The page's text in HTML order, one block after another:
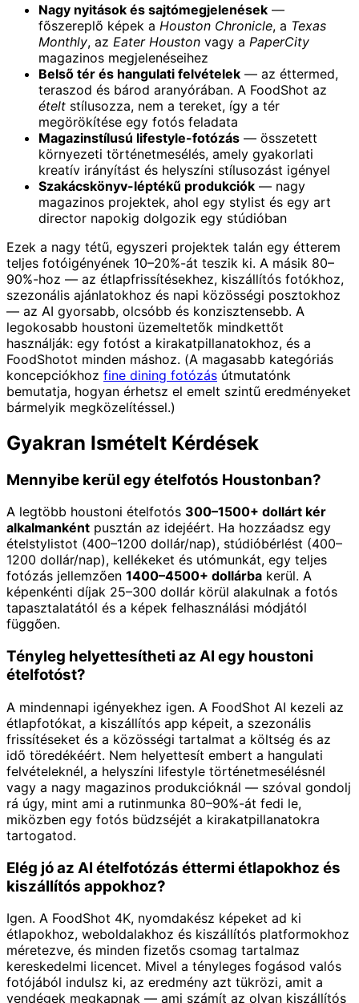
Nagy nyitások és sajtómegjelenések —
főszereplő képek a Houston Chronicle, a Texas
Monthly, az Eater Houston vagy a PaperCity
magazinos megjelenéseihez
Belső tér és hangulati felvételek — az éttermed,
teraszod és bárod aranyórában. A FoodShot az
ételt stílusozza, nem a tereket, így a tér
megörökítése egy fotós feladata
Magazinstílusú lifestyle-fotózás — összetett
környezeti történetmesélés, amely gyakorlati
kreatív irányítást és helyszíni stílusozást igényel
Szakácskönyv-léptékű produkciók — nagy
magazinos projektek, ahol egy stylist és egy art
director napokig dolgozik egy stúdióban
Ezek a nagy tétű, egyszeri projektek talán egy étterem
teljes fotóigényének 10–20%-át teszik ki. A másik 80–
90%-hoz — az étlapfrissítésekhez, kiszállítós fotókhoz,
szezonális ajánlatokhoz és napi közösségi posztokhoz
— az AI gyorsabb, olcsóbb és konzisztensebb. A
legokosabb houstoni üzemeltetők mindkettőt
használják: egy fotóst a kirakatpillanatokhoz, és a
FoodShotot minden máshoz. (A magasabb kategóriás
koncepciókhoz fine dining fotózás útmutatónk
bemutatja, hogyan érhetsz el emelt szintű eredményeket
bármelyik megközelítéssel.)
Gyakran Ismételt Kérdések
Mennyibe kerül egy ételfotós Houstonban?
A legtöbb houstoni ételfotós 300–1500+ dollárt kér
alkalmanként pusztán az idejéért. Ha hozzáadsz egy
ételstylistot (400–1200 dollár/nap), stúdióbérlést (400–
1200 dollár/nap), kellékeket és utómunkát, egy teljes
fotózás jellemzően 1400–4500+ dollárba kerül. A
képenkénti díjak 25–300 dollár körül alakulnak a fotós
tapasztalatától és a képek felhasználási módjától
függően.
Tényleg helyettesítheti az AI egy houstoni
ételfotóst?
A mindennapi igényekhez igen. A FoodShot AI kezeli az
étlapfotókat, a kiszállítós app képeit, a szezonális
frissítéseket és a közösségi tartalmat a költség és az
idő töredékéért. Nem helyettesít embert a hangulati
felvételeknél, a helyszíni lifestyle történetmesélésnél
vagy a nagy magazinos produkcióknál — szóval gondolj
rá úgy, mint ami a rutinmunka 80–90%-át fedi le,
miközben egy fotós büdzséjét a kirakatpillanatokra
tartogatod.
Elég jó az AI ételfotózás éttermi étlapokhoz és
kiszállítós appokhoz?
Igen. A FoodShot 4K, nyomdakész képeket ad ki
étlapokhoz, weboldalakhoz és kiszállítós platformokhoz
méretezve, és minden fizetős csomag tartalmaz
kereskedelmi licencet. Mivel a tényleges fogásod valós
fotójából indulsz ki, az eredmény azt tükrözi, amit a
vendégek megkapnak — ami számít az olyan kiszállítós